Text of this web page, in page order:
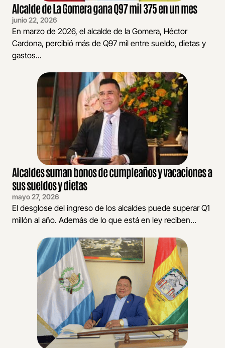
Alcalde de La Gomera gana Q97 mil 375 en un mes
junio 22, 2026
En marzo de 2026, el alcalde de la Gomera, Héctor
Cardona, percibió más de Q97 mil entre sueldo, dietas y
gastos...
Alcaldes suman bonos de cumpleaños y vacaciones a
sus sueldos y dietas
mayo 27, 2026
El desglose del ingreso de los alcaldes puede superar Q1
millón al año. Además de lo que está en ley reciben...